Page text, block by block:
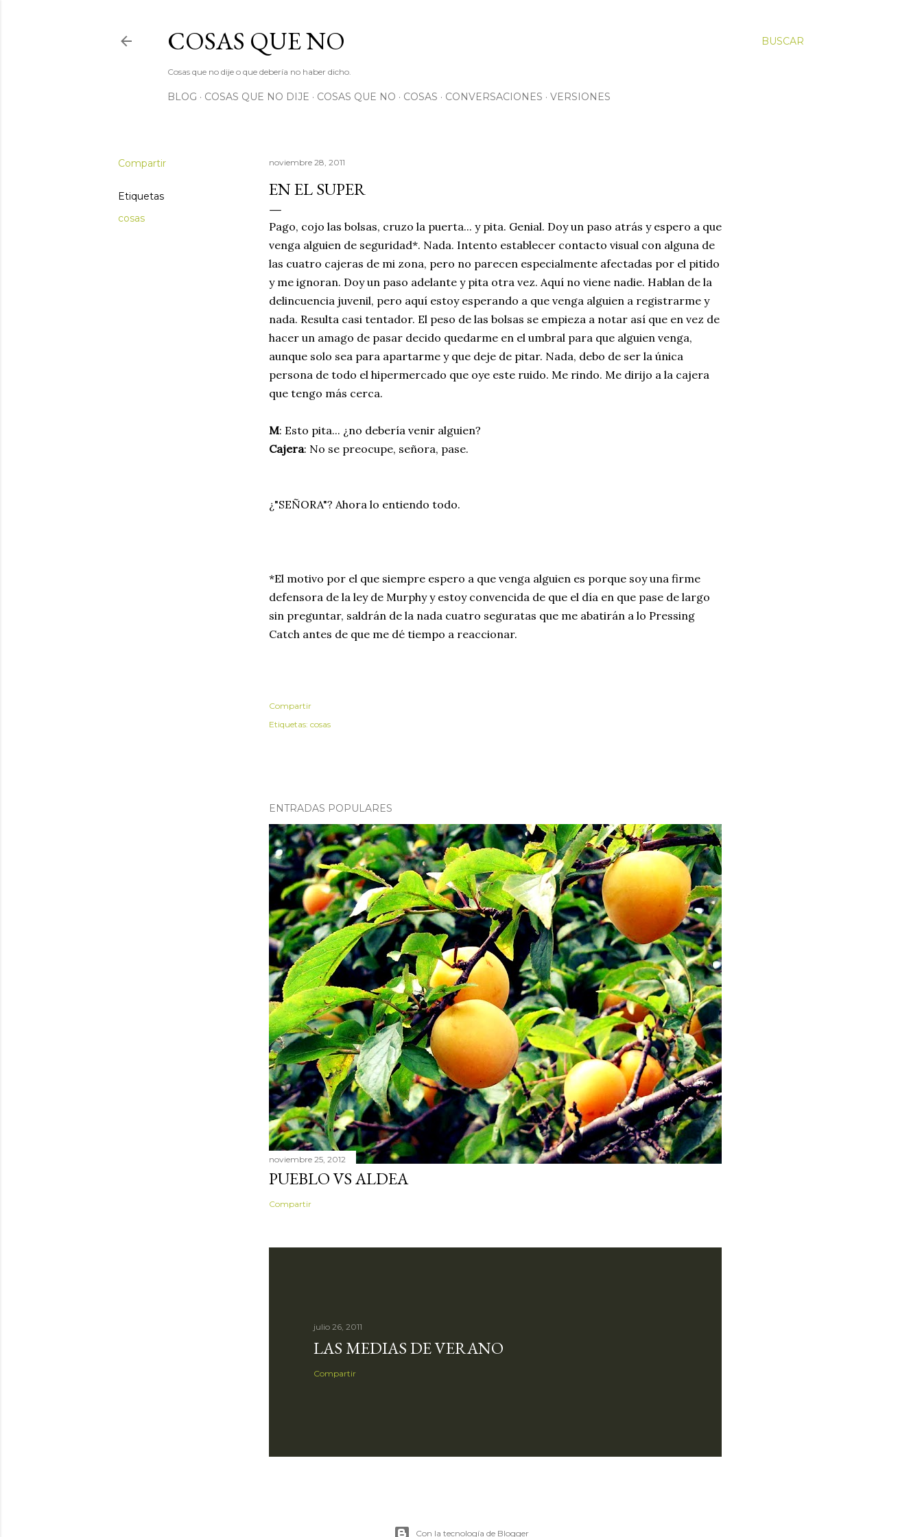
BUSCAR
COSAS QUE NO
Cosas que no dije o que debería no haber dicho.
BLOG COSAS QUE NO DIJE COSAS QUE NO COSAS CONVERSACIONES VERSIONES
Compartir
Etiquetas
cosas
noviembre 28, 2011
EN EL SUPER
Pago, cojo las bolsas, cruzo la puerta... y pita. Genial. Doy un paso atrás y espero a que
venga alguien de seguridad*. Nada. Intento establecer contacto visual con alguna de
las cuatro cajeras de mi zona, pero no parecen especialmente afectadas por el pitido
y me ignoran. Doy un paso adelante y pita otra vez. Aquí no viene nadie. Hablan de la
delincuencia juvenil, pero aquí estoy esperando a que venga alguien a registrarme y
nada. Resulta casi tentador. El peso de las bolsas se empieza a notar así que en vez de
hacer un amago de pasar decido quedarme en el umbral para que alguien venga,
aunque solo sea para apartarme y que deje de pitar. Nada, debo de ser la única
persona de todo el hipermercado que oye este ruido. Me rindo. Me dirijo a la cajera
que tengo más cerca.
M: Esto pita... ¿no debería venir alguien?
Cajera: No se preocupe, señora, pase.
¿"SEÑORA"? Ahora lo entiendo todo.
*El motivo por el que siempre espero a que venga alguien es porque soy una firme
defensora de la ley de Murphy y estoy convencida de que el día en que pase de largo
sin preguntar, saldrán de la nada cuatro seguratas que me abatirán a lo Pressing
Catch antes de que me dé tiempo a reaccionar.
Compartir
Etiquetas: cosas
ENTRADAS POPULARES
noviembre 25, 2012
PUEBLO VS ALDEA
Compartir
julio 26, 2011
LAS MEDIAS DE VERANO
Compartir
Con la tecnología de Blogger